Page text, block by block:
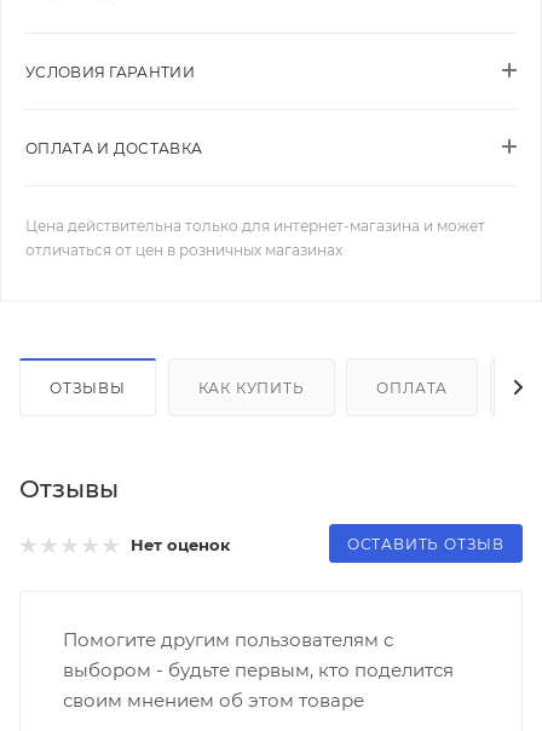
УСЛОВИЯ ГАРАНТИИ
ОПЛАТА И ДОСТАВКА
Цена действительна только для интернет-магазина и может
отличаться от цен в розничных магазинах
ОТЗЫВЫ КАК КУПИТЬ ОПЛАТА
Отзывы
Нет оценок ОСТАВИТЬ ОТЗЫВ
Помогите другим пользователям с
выбором - будьте первым, кто поделится
своим мнением об этом товаре